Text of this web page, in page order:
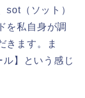
sot（ソット）
を私自身が調
きます。ま
】という感じ